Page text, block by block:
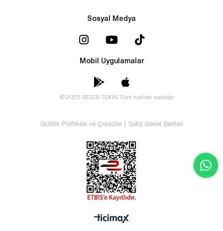
Sosyal Medya
Mobil Uygulamalar
© 2025 SEZGİ TEKİN Tüm hakları saklıdır
Gizlilik Politikası ve Çerezler Satış Genel Şartları